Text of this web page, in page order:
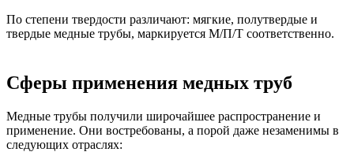
По степени твердости различают: мягкие, полутвердые и
твердые медные трубы, маркируется М/П/Т соответственно.
Сферы применения медных труб
Медные трубы получили широчайшее распространение и
применение. Они востребованы, а порой даже незаменимы в
следующих отраслях: